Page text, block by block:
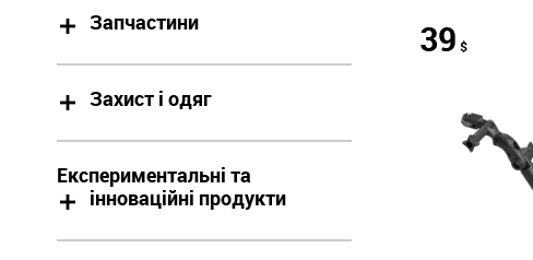
Запчастини
Захист і одяг
Експериментальні та
інноваційні продукти
39 $